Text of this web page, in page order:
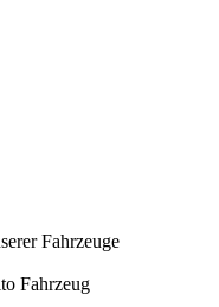
Fahrzeuge